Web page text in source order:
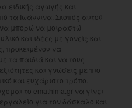
ειδικής αγωγής και
τα Ιωάννινα. Σκοπός αυτού
να μπορώ να μοιραστώ
και ιδέες με γονείς και
προκειμένου να
τα παιδιά και να τους
και γνώσεις με πιο
και ευχάριστο τρόπο.
το emathima.gr να γίνει
για τον δάσκαλο και